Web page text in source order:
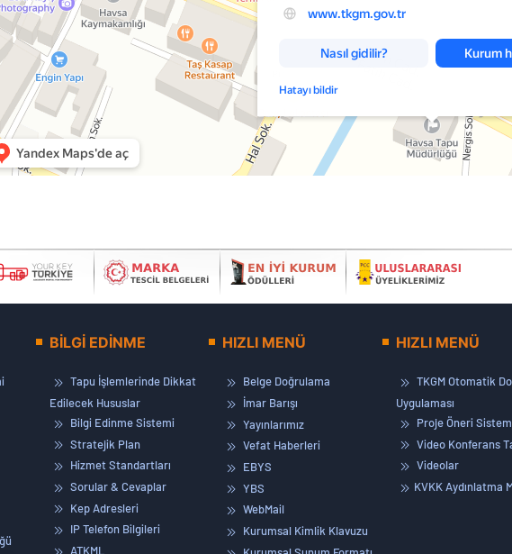
BİLGİ EDİNME
Tapu İşlemlerinde Dikkat
Edilecek Hususlar
Bilgi Edinme Sistemi
Stratejik Plan
Hizmet Standartları
Sorular & Cevaplar
Kep Adresleri
IP Telefon Bilgileri
ATKML
HIZLI MENÜ
Belge Doğrulama
İmar Barışı
Yayınlarımız
Vefat Haberleri
EBYS
YBS
WebMail
Kurumsal Kimlik Klavuzu
HIZLI MENÜ
TKGM Otomatik
Uygulaması
Proje Öneri
Video Konferans
Videolar
KVKK Aydınlatma